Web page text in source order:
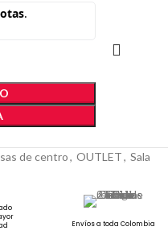
de centro, OUTLET, Sala
Envíos a toda Colombia